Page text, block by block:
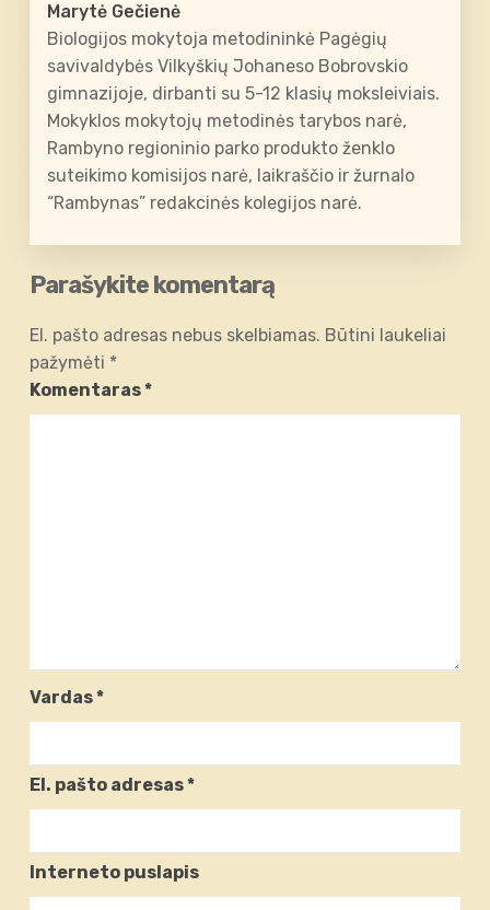
Marytė Gečienė
Biologijos mokytoja metodininkė Pagėgių
savivaldybės Vilkyškių Johaneso Bobrovskio
gimnazijoje, dirbanti su 5-12 klasių moksleiviais.
Mokyklos mokytojų metodinės tarybos narė,
Rambyno regioninio parko produkto ženklo
suteikimo komisijos narė, laikraščio ir žurnalo
“Rambynas” redakcinės kolegijos narė.
Parašykite komentarą
El. pašto adresas nebus skelbiamas. Būtini laukeliai
pažymėti *
Komentaras*
Vardas*
El. pašto adresas*
Interneto puslapis